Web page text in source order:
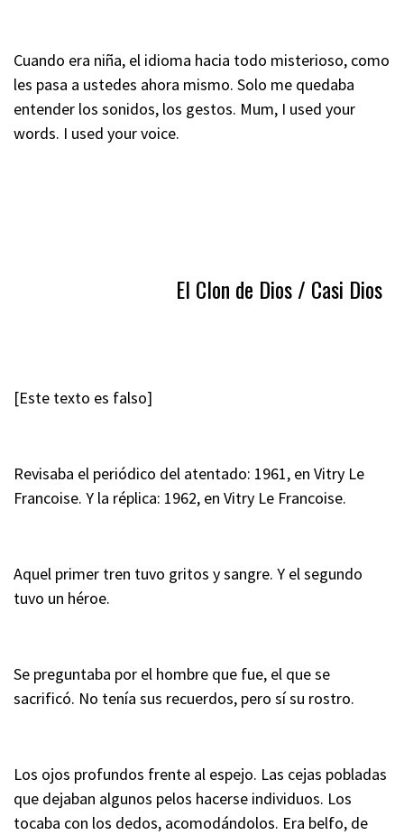
Cuando era niña, el idioma hacia todo misterioso, como
les pasa a ustedes ahora mismo. Solo me quedaba
entender los sonidos, los gestos. Mum, I used your
words. I used your voice.
El Clon de Dios / Casi Dios
[Este texto es falso]
Revisaba el periódico del atentado: 1961, en Vitry Le
Francoise. Y la réplica: 1962, en Vitry Le Francoise.
Aquel primer tren tuvo gritos y sangre. Y el segundo
tuvo un héroe.
Se preguntaba por el hombre que fue, el que se
sacrificó. No tenía sus recuerdos, pero sí su rostro.
Los ojos profundos frente al espejo. Las cejas pobladas
que dejaban algunos pelos hacerse individuos. Los
tocaba con los dedos, acomodándolos. Era belfo, de